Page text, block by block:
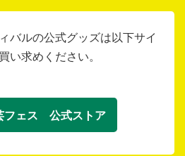
バルの公式グッズは以下サイ
い求めください。
フェス 公式ストア